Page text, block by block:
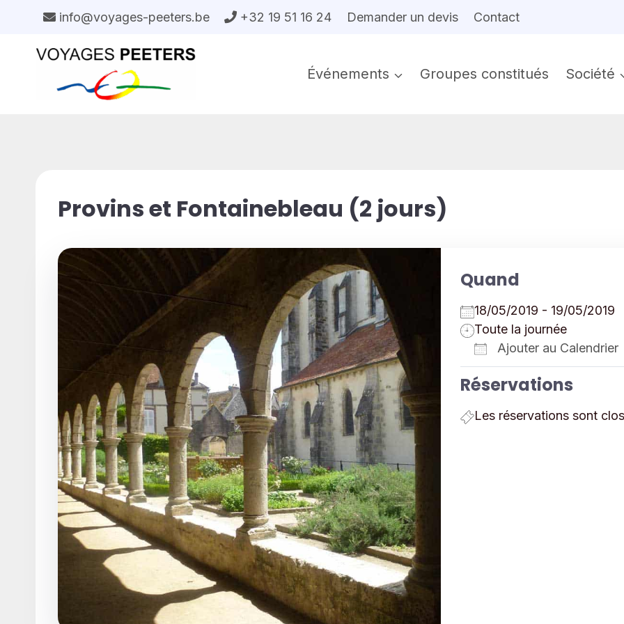
contenu
info@voyages-peeters.be +32 19 51 16 24 Demander un devis Contact
Événements Groupes constitués Société
Provins et Fontainebleau (2 jours)
Quand
18/05/2019 - 19/05/2019
Toute la journée
Ajouter au Calendrier
Réservations
Les réservations sont